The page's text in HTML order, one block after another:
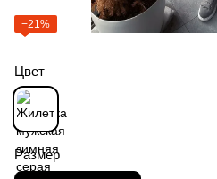
−21%
Цвет
Размер